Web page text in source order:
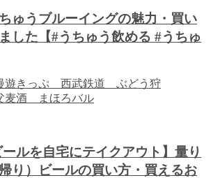
ゅうブルーイングの魅力・買い
した【#うちゅう飲める #うちゅ
ルを自宅にテイクアウト】量り
り）ビールの買い方・買えるお